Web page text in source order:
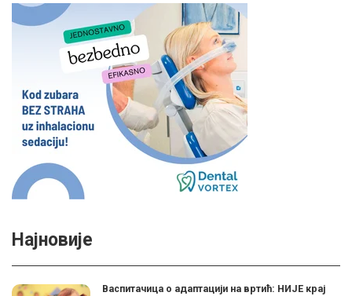
Најновије
Васпитачица о адаптацији на вртић: НИЈЕ крај